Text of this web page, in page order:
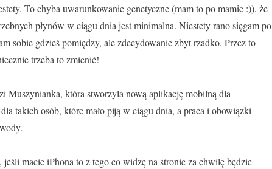
To chyba uwarunkowanie genetyczne (mam to po mamie :)), że
płynów w ciągu dnia jest minimalna. Niestety rano sięgam po
sobie gdzieś pomiędzy, ale zdecydowanie zbyt rzadko. Przez to
trzeba to zmienić!
Muszynianka, która stworzyła nową aplikację mobilną dla
takich osób, które mało piją w ciągu dnia, a praca i obowiązki
macie iPhona to z tego co widzę na stronie za chwilę będzie